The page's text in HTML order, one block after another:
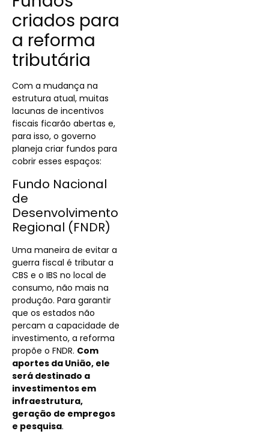
criados para
a reforma
tributária
Com a mudança na
estrutura atual, muitas
lacunas de incentivos
fiscais ficarão abertas e,
para isso, o governo
planeja criar fundos para
cobrir esses espaços:
Fundo Nacional
de
Desenvolvimento
Regional (FNDR)
Uma maneira de evitar a
guerra fiscal é tributar a
CBS e o IBS no local de
consumo, não mais na
produção. Para garantir
que os estados não
percam a capacidade de
investimento, a reforma
propõe o FNDR. Com
aportes da União, ele
será destinado a
investimentos em
infraestrutura,
geração de empregos
e pesquisa.